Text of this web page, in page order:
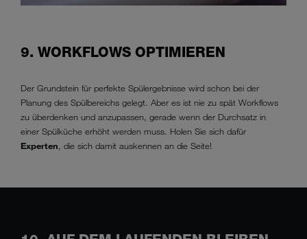
9. WORKFLOWS OPTIMIEREN
Der Grundstein für perfekte Spülergebnisse wird schon bei der
Planung des Spülbereichs gelegt. Aber es ist nie zu spät Workflows
zu überdenken und anzupassen, gerade wenn der Durchsatz in
einer Spülküche erhöht werden muss. Holen Sie sich dafür
Experten, die sich damit auskennen an die Seite!